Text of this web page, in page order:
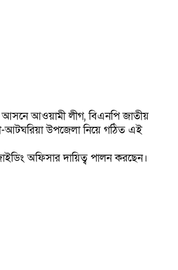
আসনে আওয়ামী লীগ, বিএনপি জাতীয়
আটঘরিয়া উপজেলা নিয়ে গঠিত এই
অফিসার দায়িত্ব পালন করছেন।